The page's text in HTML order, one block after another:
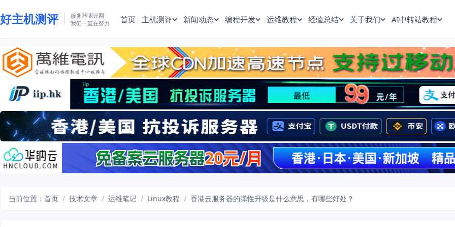
好主机测评
服务器测评网
我们一直在努力
首页 主机测评 新闻动态 编程开发 运维教程 经验总结 关于我们 AI中转站教程
当前位置： 首页 / 技术文章 / 运维笔记 / Linux教程 / 香港云服务器的弹性升级是什么意思，有哪些好处？